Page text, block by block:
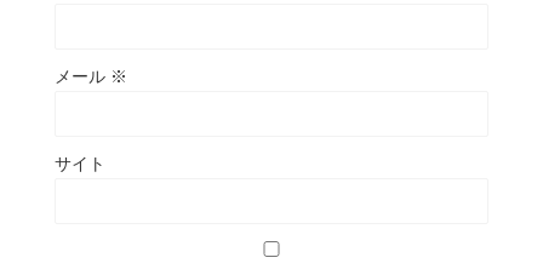
メール ※
サイト